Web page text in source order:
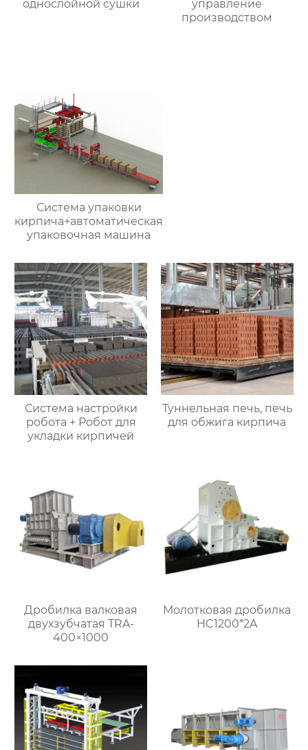
однослойной сушки
управление
производством
Система упаковки
кирпича+автоматическая
упаковочная машина
Система настройки
робота + Робот для
укладки кирпичей
Туннельная печь, печь
для обжига кирпича
Дробилка валковая
двухзубчатая TRA-
400×1000
Молотковая дробилка
HC1200*2A